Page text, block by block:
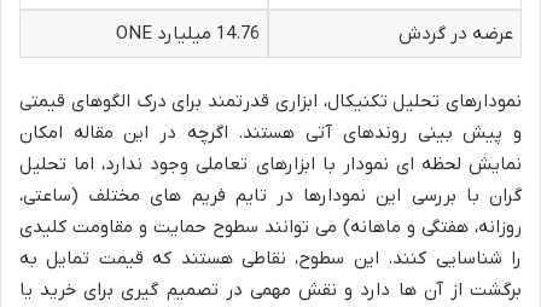
عرضه در گردش
14.76 میلیارد ONE
نمودارهای تحلیل تکنیکال، ابزاری قدرتمند برای درک الگوهای قیمتی
و پیش بینی روندهای آتی هستند. اگرچه در این مقاله امکان
نمایش لحظه ای نمودار با ابزارهای تعاملی وجود ندارد، اما تحلیل
گران با بررسی این نمودارها در تایم فریم های مختلف (ساعتی،
روزانه، هفتگی و ماهانه) می توانند سطوح حمایت و مقاومت کلیدی
را شناسایی کنند. این سطوح، نقاطی هستند که قیمت تمایل به
برگشت از آن ها دارد و نقش مهمی در تصمیم گیری برای خرید یا